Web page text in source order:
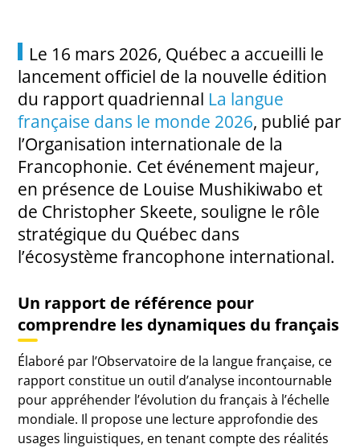
Le 16 mars 2026, Québec a accueilli le
lancement officiel de la nouvelle édition
du rapport quadriennal La langue
française dans le monde 2026, publié par
l’Organisation internationale de la
Francophonie. Cet événement majeur,
en présence de Louise Mushikiwabo et
de Christopher Skeete, souligne le rôle
stratégique du Québec dans
l’écosystème francophone international.
Un rapport de référence pour
comprendre les dynamiques du français
Élaboré par l’Observatoire de la langue française, ce
rapport constitue un outil d’analyse incontournable
pour appréhender l’évolution du français à l’échelle
mondiale. Il propose une lecture approfondie des
usages linguistiques, en tenant compte des réalités